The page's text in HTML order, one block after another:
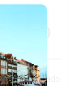
comentado